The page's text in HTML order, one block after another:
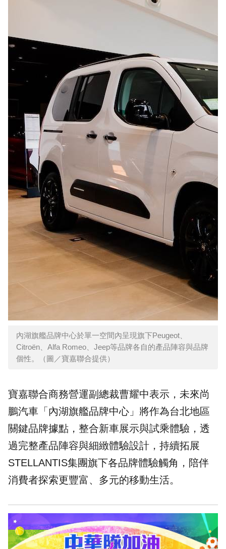
內湖旗艦品牌中心於單一空間內呈現旗下Peugeot、
Citroën、Alfa Romeo、Jeep等品牌各自的產品陣容與品牌
個性。（圖／寶嘉聯合提供）
寶嘉聯合商務營運副總裁曹耀中表示，未來尚
鵬汽車「內湖旗艦品牌中心」將作為台北地區
關鍵品牌據點，整合新車展示與試乘體驗，透
過完整產品陣容與細緻體驗設計，持續拓展
STELLANTIS集團旗下各品牌體驗觸角，陪伴
消費者探索更豐富、多元的移動生活。